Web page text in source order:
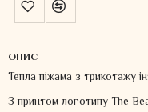
ОПИС
Тепла піжама з трикотажу
З принтом логотипу The